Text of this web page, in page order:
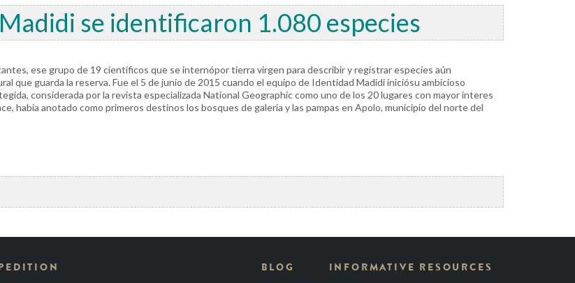
se identificaron 1.080 especies
ese grupo de 19 científicos que se internópor tierra virgen para describir y registrar especies aún
que guarda la reserva. Fue el 5 de junio de 2015 cuando el equipo de Identidad Madidi iniciósu ambicioso
considerada por la revista especializada National Geographic como uno de los 20 lugares con mayor interes
había anotado como primeros destinos los bosques de galería y las pampas en Apolo, municipio del norte del
BLOG INFORMATIVE RESOURCES